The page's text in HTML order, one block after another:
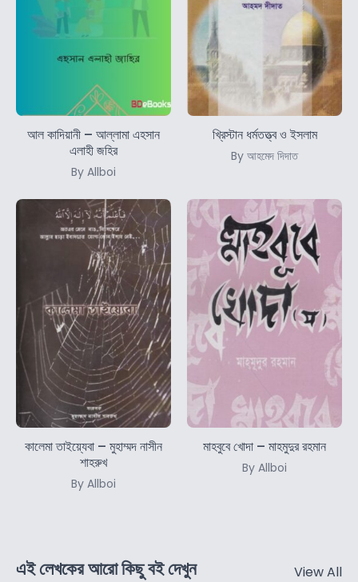
আল কাদিয়ানী – আল্লামা এহসান
এলাহী জহির
By Allboi
খ্রিস্টান ধর্মতত্ত্ব ও ইসলাম
By আহমেদ দিদাত
কালেমা তাইয়্যেবা – মুহাম্মদ নাসীন
শাহরুখ
By Allboi
মাহবুবে খোদা – মাহমুদুর রহমান
By Allboi
এই লেখকের আরো কিছু বই দেখুন View All